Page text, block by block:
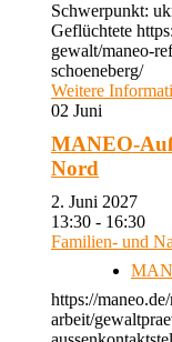
Schwerpunkt:
Geflüchtete
gewalt/maneo-
schoeneberg/
Weitere
02 Juni
MANEO-
Nord
2. Juni 2027
13:30 - 16:30
Familien- und
https://
arbeit/